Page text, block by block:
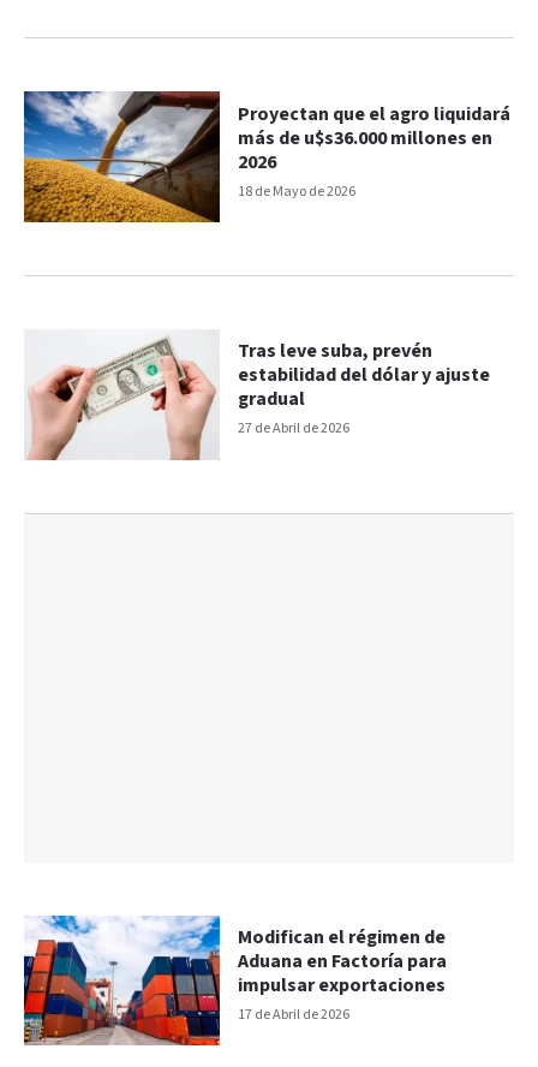
18 de Mayo de 2026
Proyectan que el agro liquidará
más de u$s36.000 millones en
2026
27 de Abril de 2026
Tras leve suba, prevén
estabilidad del dólar y ajuste
gradual
17 de Abril de 2026
Modifican el régimen de
Aduana en Factoría para
impulsar exportaciones